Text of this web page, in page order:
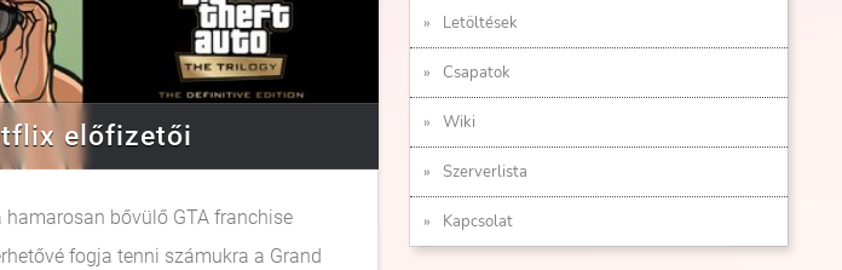
előfizetői
bővülő GTA franchise
fogja tenni számukra a Grand
Letöltések
Csapatok
Wiki
Szerverlista
Kapcsolat